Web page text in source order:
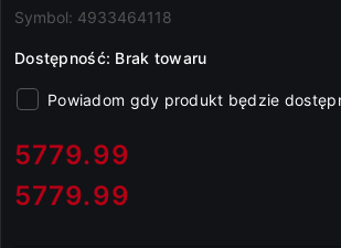
Symbol: 4933464118
Dostępność: Brak towaru
Powiadom gdy produkt będzie
cena:
5779.99
Cena:
5779.99